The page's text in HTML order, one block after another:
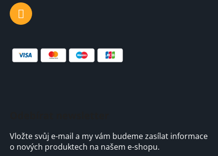
Vložte svůj e-mail a my vám budeme zasílat informace
o nových produktech na našem e-shopu.